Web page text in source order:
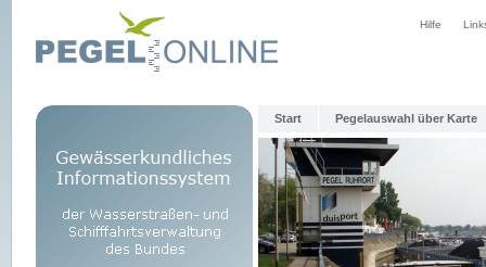
Hilfe
Start Pegelauswahl über Karte